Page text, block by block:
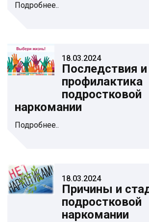
Подробнее..
18.03.2024
Последствия и
профилактика
подростковой
наркомании
Подробнее..
18.03.2024
Причины и
подростковой
наркомании